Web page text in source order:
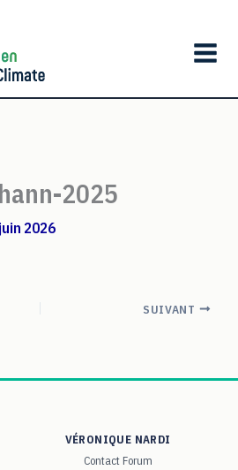
2025
2026
SUIVANT
VÉRONIQUE NARDI
Contact Forum